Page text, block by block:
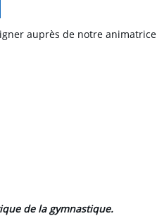
auprès de notre animatrice
de la gymnastique.